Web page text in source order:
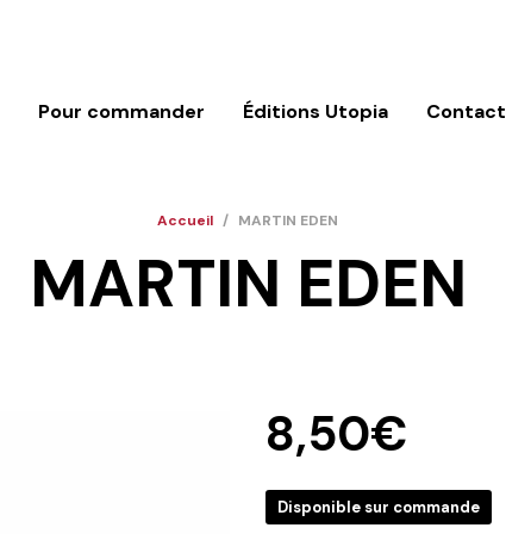
Pour commander Éditions Utopia Contact
Accueil / MARTIN EDEN
MARTIN EDEN
8,50€
Disponible sur commande